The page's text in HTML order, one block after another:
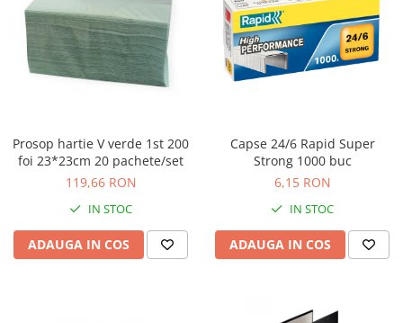
Prosop hartie V verde 1st 200
foi 23*23cm 20 pachete/set
119,66 RON
IN STOC
ADAUGA IN COS
Capse 24/6 Rapid Super
Strong 1000 buc
6,15 RON
IN STOC
ADAUGA IN COS